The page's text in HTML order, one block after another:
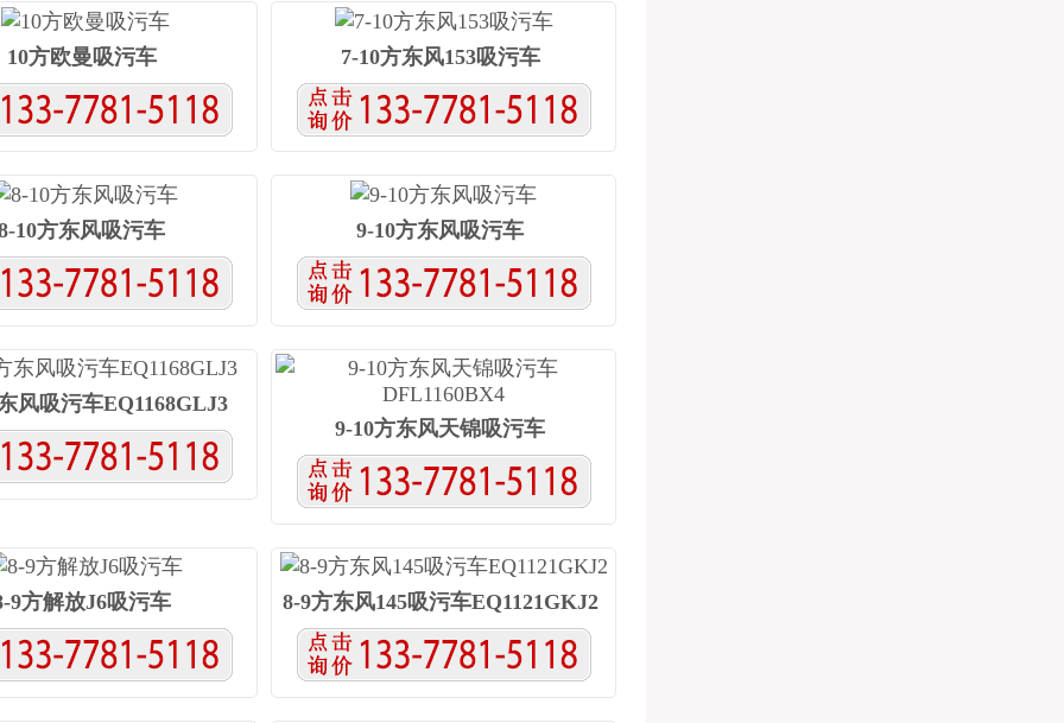
10方欧曼吸污车 7-10方东风153吸污车
10方东风吸污车 9-10方东风吸污车
风吸污车EQ1168GLJ3
9-10方东风天锦吸污车
DFL1160BX4
9方解放J6吸污车 8-9方东风145吸污车EQ1121GKJ2